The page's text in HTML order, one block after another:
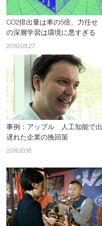
CO2排出量は車の5倍、力任せ
の深層学習は環境に悪すぎる
2019.08.27
事例：アップル 人工知能で出
遅れた企業の挽回策
2016.10.18